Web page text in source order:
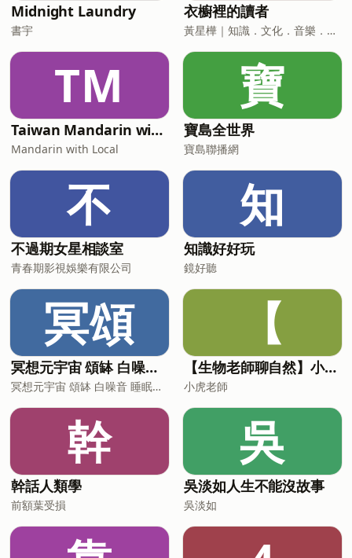
Midnight Laundry
書宇
衣櫥裡的讀者
黃星樺｜知識．文化．音樂．閱讀．讀書．聽書．說書
TM
Taiwan Mandarin with Local Podcast
Mandarin with Local
寶
寶島全世界
寶島聯播網
不
不過期女星相談室
青春期影視娛樂有限公司
知
知識好好玩
鏡好聽
冥頌
冥想元宇宙 頌缽 白噪音 睡眠音樂
冥想元宇宙 頌缽 白噪音 睡眠音樂
【
【生物老師聊自然】小故事，談生態
小虎老師
幹
幹話人類學
前額葉受損
吳
吳淡如人生不能沒故事
吳淡如